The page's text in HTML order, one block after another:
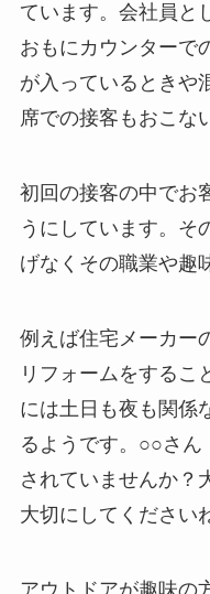
ています。会社員と
おもにカウンターで
が入っているときや
席での接客もおこな
初回の接客の中でお
うにしています。そ
げなくその職業や趣
例えば住宅メーカー
リフォームをするこ
には土日も夜も関係
るようです。○○さん
されていませんか？
大切にしてください
アウトドアが趣味の